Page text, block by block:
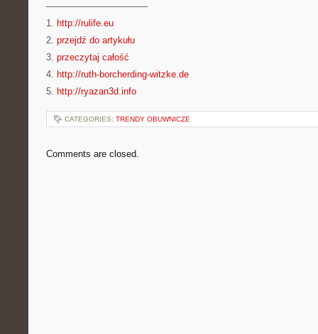
———————————
1. http://rulife.eu
2. przejdź do artykułu
3. przeczytaj całość
4. http://ruth-borcherding-witzke.de
5. http://ryazan3d.info
CATEGORIES: TRENDY OBUWNICZE
Comments are closed.